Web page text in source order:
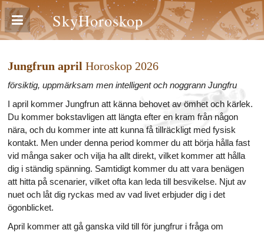
SkyHoroskop
Jungfrun april Horoskop 2026
försiktig, uppmärksam men intelligent och noggrann Jungfru
I april kommer Jungfrun att känna behovet av ömhet och kärlek.
Du kommer bokstavligen att längta efter en kram från någon
nära, och du kommer inte att kunna få tillräckligt med fysisk
kontakt. Men under denna period kommer du att börja hålla fast
vid många saker och vilja ha allt direkt, vilket kommer att hålla
dig i ständig spänning. Samtidigt kommer du att vara benägen
att hitta på scenarier, vilket ofta kan leda till besvikelse. Njut av
nuet och låt dig ryckas med av vad livet erbjuder dig i det
ögonblicket.
April kommer att gå ganska vild till för jungfrur i fråga om